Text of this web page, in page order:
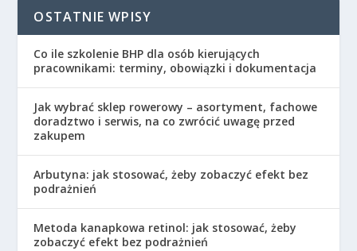
OSTATNIE WPISY
Co ile szkolenie BHP dla osób kierujących
pracownikami: terminy, obowiązki i dokumentacja
Jak wybrać sklep rowerowy – asortyment, fachowe
doradztwo i serwis, na co zwrócić uwagę przed
zakupem
Arbutyna: jak stosować, żeby zobaczyć efekt bez
podrażnień
Metoda kanapkowa retinol: jak stosować, żeby
zobaczyć efekt bez podrażnień